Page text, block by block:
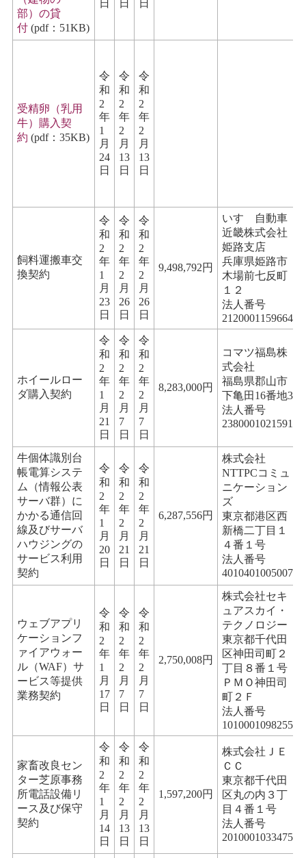
部）の貸
付 (pdf：51KB)
日 日 日
受精卵（乳用
牛）購入契
約 (pdf：35KB)
令
和
2
年
1
月
24
日
令
和
2
年
2
月
13
日
令
和
2
年
2
月
13
日
飼料運搬車交
換契約
令
和
2
年
1
月
23
日
令
和
2
年
2
月
26
日
令
和
2
年
2
月
26
日
9,498,792円
いすゞ自動車
近畿株式会社
姫路支店
兵庫県姫路市
木場前七反町
１２
法人番号
2120001159664
ホイールロー
ダ購入契約
令
和
2
年
1
月
21
日
令
和
2
年
2
月
7
日
令
和
2
年
2
月
7
日
8,283,000円
コマツ福島株
式会社
福島県郡山市
下亀田16番地3
法人番号
2380001021591
牛個体識別台
帳電算システ
ム（情報公表
サーバ群）に
かかる通信回
線及びサーバ
ハウジングの
サービス利用
契約
令
和
2
年
1
月
20
日
令
和
2
年
2
月
21
日
令
和
2
年
2
月
21
日
6,287,556円
株式会社
NTTPCコミュ
ニケーション
ズ
東京都港区西
新橋二丁目１
４番１号
法人番号
4010401005007
ウェブアプリ
ケーションフ
ァイアウォー
ル（WAF）サ
ービス等提供
業務契約
令
和
2
年
1
月
17
日
令
和
2
年
2
月
7
日
令
和
2
年
2
月
7
日
2,750,008円
株式会社セキ
ュアスカイ・
テクノロジー
東京都千代田
区神田司町２
丁目８番１号
ＰＭＯ神田司
町２Ｆ
法人番号
1010001098255
家畜改良セン
ター芝原事務
所電話設備リ
ース及び保守
契約
令
和
2
年
1
月
14
日
令
和
2
年
2
月
13
日
令
和
2
年
2
月
13
日
1,597,200円
株式会社ＪＥ
ＣＣ
東京都千代田
区丸の内３丁
目４番１号
法人番号
2010001033475